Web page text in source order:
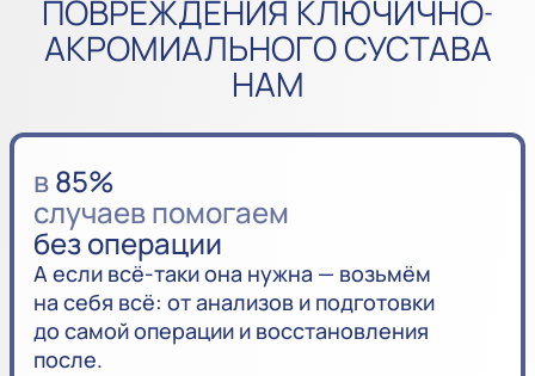
ПОВРЕЖДЕНИЯ КЛЮЧИЧНО-
АКРОМИАЛЬНОГО СУСТАВА
НАМ
в85%
случаев помогаем
без операции
А если всё-таки она нужна — возьмём
на себя всё: от анализов и подготовки
до самой операции и восстановления
после.